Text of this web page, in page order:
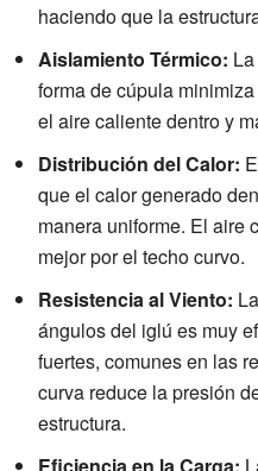
haciendo que la
Aislamiento Térmico:
forma de cúpula
el aire caliente dentro y
Distribución del Calor:
que el calor generado
manera uniforme. El aire
mejor por el techo curvo.
Resistencia al Viento:
ángulos del iglú es muy
fuertes, comunes en las
curva reduce la presión
estructura.
Eficiencia en la Carga: